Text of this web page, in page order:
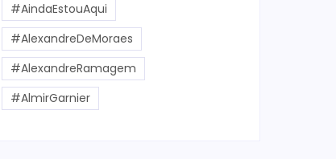
#AindaEstouAqui
#AlexandreDeMoraes
#AlexandreRamagem
#AlmirGarnier